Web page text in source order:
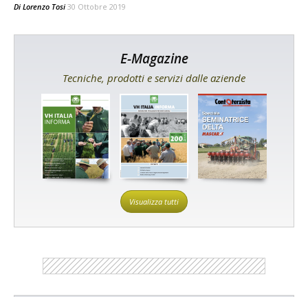
Di Lorenzo Tosi 30 Ottobre 2019
E-Magazine
Tecniche, prodotti e servizi dalle aziende
Visualizza tutti